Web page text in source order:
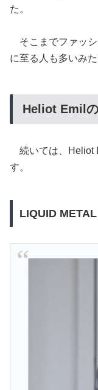
た。
そこまでファッシ
に至る人も多いみた
Heliot Emil
続いては、Heliot
す。
LIQUID